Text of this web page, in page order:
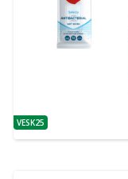
patarimas
VESK25